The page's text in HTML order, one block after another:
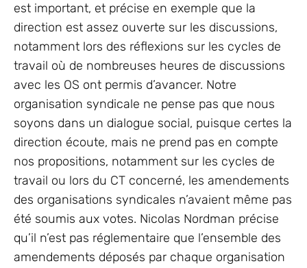
est important, et précise en exemple que la
direction est assez ouverte sur les discussions,
notamment lors des réflexions sur les cycles de
travail où de nombreuses heures de discussions
avec les OS ont permis d’avancer. Notre
organisation syndicale ne pense pas que nous
soyons dans un dialogue social, puisque certes la
direction écoute, mais ne prend pas en compte
nos propositions, notamment sur les cycles de
travail ou lors du CT concerné, les amendements
des organisations syndicales n’avaient même pas
été soumis aux votes. Nicolas Nordman précise
qu’il n’est pas réglementaire que l’ensemble des
amendements déposés par chaque organisation